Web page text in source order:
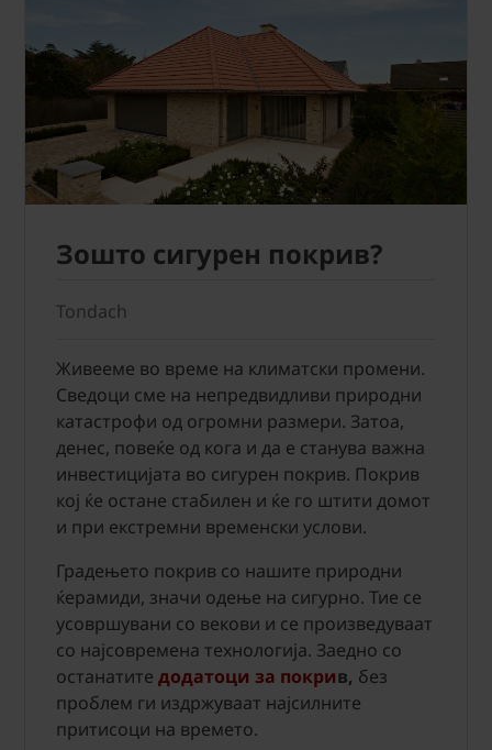
Зошто сигурен покрив?
Tondach
Живееме во време на климатски промени.
Сведоци сме на непредвидливи природни
катастрофи од огромни размери. Затоа,
денес, повеќе од кога и да е станува важна
инвестицијата во сигурен покрив. Покрив
кој ќе остане стабилен и ќе го штити домот
и при екстремни временски услови.
Градењето покрив со нашите природни
ќерамиди, значи одење на сигурно. Тие се
усовршувани со векови и се произведуваат
со најсовремена технологија. Заедно со
останатите додатоци за покрив, без
проблем ги издржуваат најсилните
притисоци на времето.